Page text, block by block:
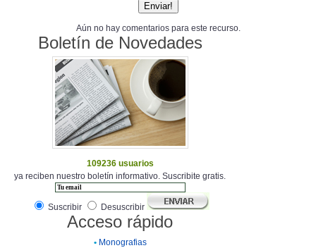
Aún no hay comentarios para este recurso.
Boletín de Novedades
109236 usuarios
ya reciben nuestro boletín informativo. Suscribite gratis.
Suscribir Desuscribir
Acceso rápido
• Monografias